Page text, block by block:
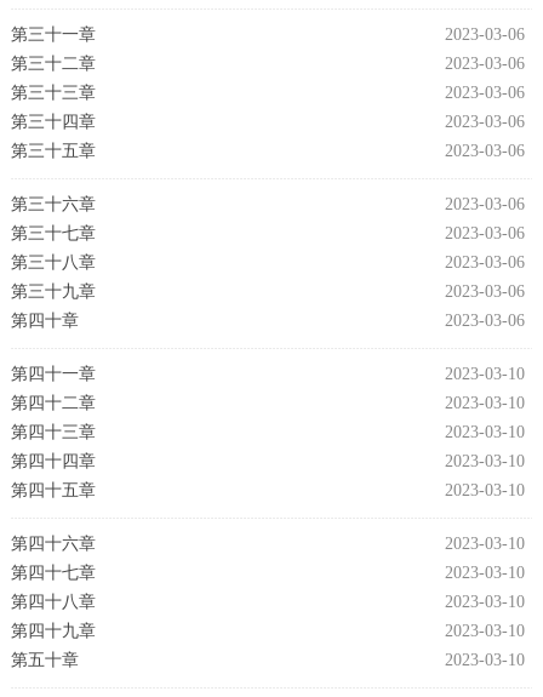
2023-03-06
第三十一章
2023-03-06
第三十二章
2023-03-06
第三十三章
2023-03-06
第三十四章
2023-03-06
第三十五章
2023-03-06
第三十六章
2023-03-06
第三十七章
2023-03-06
第三十八章
2023-03-06
第三十九章
2023-03-06
第四十章
2023-03-10
第四十一章
2023-03-10
第四十二章
2023-03-10
第四十三章
2023-03-10
第四十四章
2023-03-10
第四十五章
2023-03-10
第四十六章
2023-03-10
第四十七章
2023-03-10
第四十八章
2023-03-10
第四十九章
2023-03-10
第五十章